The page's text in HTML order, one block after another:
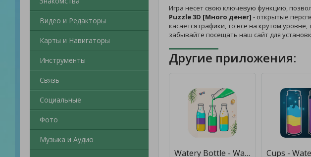
Видео и Редакторы
Карты и Навигаторы
Инструменты
Связь
Социальные
Фото
Музыка и Аудио
Игра несет свою ключевую функцию,
Puzzle 3D [Много денег] - открытые
касается графики, то все на крутом
забывайте посещать наш сайт для
Другие приложения:
Watery Bottle - Water Color Sort Puzzle Game [Мод меню]